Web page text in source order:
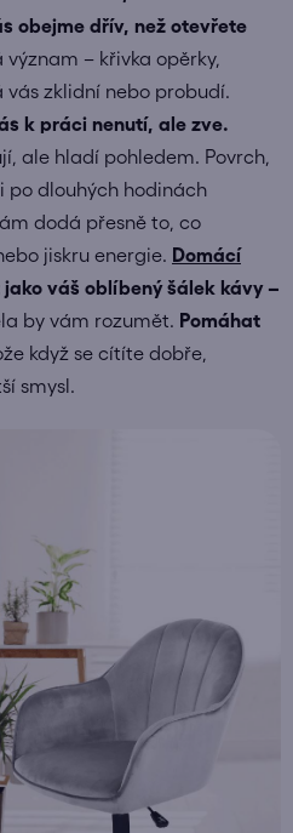
obejme dřív, než otevřete
– křivka opěrky,
zklidní nebo probudí.
k práci nenutí, ale zve.
ale hladí pohledem. Povrch,
po dlouhých hodinách
dodá přesně to, co
jiskru energie. Domácí
jako váš oblíbený šálek kávy –
by vám rozumět. Pomáhat
když se cítíte dobře,
smysl.